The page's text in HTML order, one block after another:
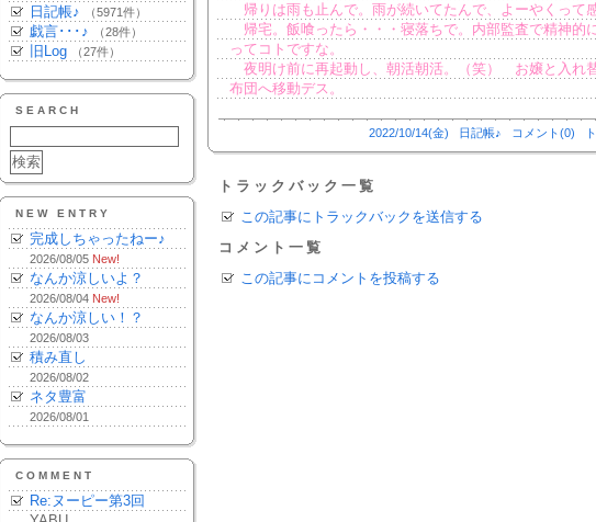
日記帳♪ （5971件）
戯言･･･♪ （28件）
旧Log （27件）
SEARCH
NEW ENTRY
完成しちゃったねー♪
2026/08/05 New!
なんか涼しいよ？
2026/08/04 New!
なんか涼しい！？
2026/08/03
積み直し
2026/08/02
ネタ豊富
2026/08/01
COMMENT
Re:ヌーピー第3回
帰りは雨も止んで。雨が続いてたんで、よーやくって感
帰宅。飯喰ったら・・・寝落ちで。内部監査で精神的
ってコトですな。
夜明け前に再起動し、朝活朝活。（笑） お嬢と入れ
布団へ移動デス。
2022/10/14(金) 日記帳♪ コメント(0)
トラックバック一覧
この記事にトラックバックを送信する
コメント一覧
この記事にコメントを投稿する